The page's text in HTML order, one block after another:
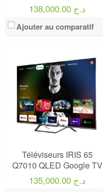
138,000.00 د.ج
Ajouter au comparatif
Téléviseurs IRIS 65
Q7010 QLED Google TV
135,000.00 د.ج